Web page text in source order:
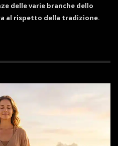
delle varie branche dello
al rispetto della tradizione.